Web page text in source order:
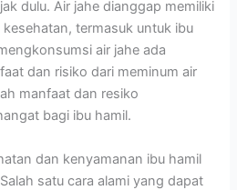
dulu. Air jahe dianggap memiliki
termasuk untuk ibu
air jahe ada
dan risiko dari meminum air
manfaat dan resiko
bagi ibu hamil.
dan kenyamanan ibu hamil
Salah satu cara alami yang dapat